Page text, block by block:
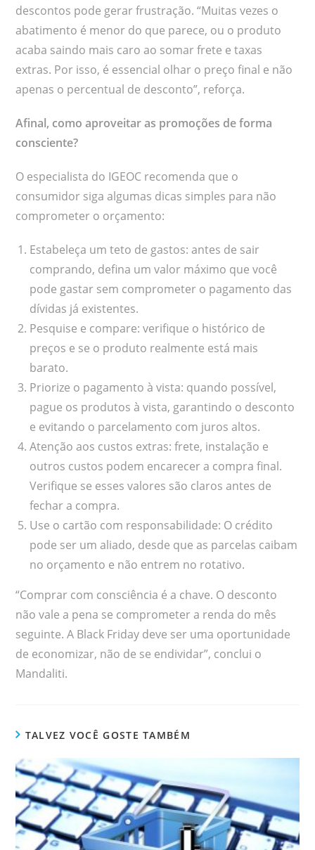
descontos pode gerar frustração. “Muitas vezes o
abatimento é menor do que parece, ou o produto
acaba saindo mais caro ao somar frete e taxas
extras. Por isso, é essencial olhar o preço final e não
apenas o percentual de desconto”, reforça.
Afinal, como aproveitar as promoções de forma
consciente?
O especialista do IGEOC recomenda que o
consumidor siga algumas dicas simples para não
comprometer o orçamento:
Estabeleça um teto de gastos: antes de sair
comprando, defina um valor máximo que você
pode gastar sem comprometer o pagamento das
dívidas já existentes.
Pesquise e compare: verifique o histórico de
preços e se o produto realmente está mais
barato.
Priorize o pagamento à vista: quando possível,
pague os produtos à vista, garantindo o desconto
e evitando o parcelamento com juros altos.
Atenção aos custos extras: frete, instalação e
outros custos podem encarecer a compra final.
Verifique se esses valores são claros antes de
fechar a compra.
Use o cartão com responsabilidade: O crédito
pode ser um aliado, desde que as parcelas caibam
no orçamento e não entrem no rotativo.
“Comprar com consciência é a chave. O desconto
não vale a pena se comprometer a renda do mês
seguinte. A Black Friday deve ser uma oportunidade
de economizar, não de se endividar”, conclui o
Mandaliti.
TALVEZ VOCÊ GOSTE TAMBÉM